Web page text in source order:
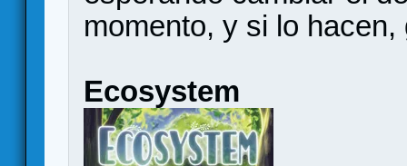
momento, y si lo
Ecosystem